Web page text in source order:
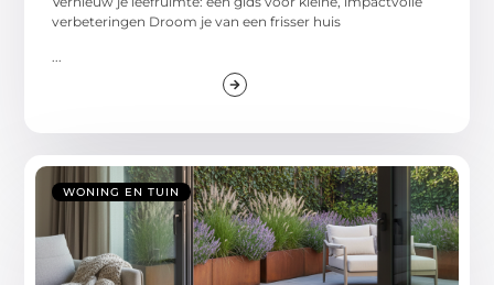
verbeteringen Droom je van een frisser huis
...
WONING EN TUIN